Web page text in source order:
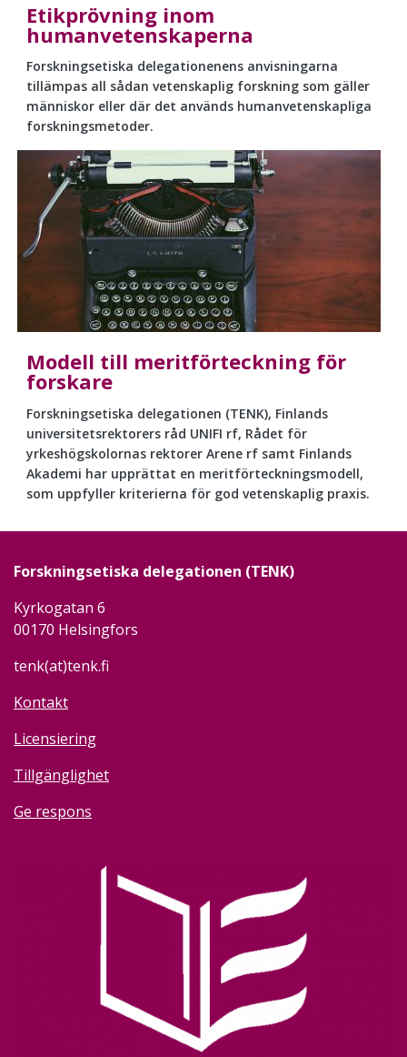
Etikprövning inom
humanvetenskaperna
Forskningsetiska delegationenens anvisningarna
tillämpas all sådan vetenskaplig forskning som gäller
människor eller där det används humanvetenskapliga
forskningsmetoder.
Modell till meritförteckning för
forskare
Forskningsetiska delegationen (TENK), Finlands
universitetsrektorers råd UNIFI rf, Rådet för
yrkeshögskolornas rektorer Arene rf samt Finlands
Akademi har upprättat en meritförteckningsmodell,
som uppfyller kriterierna för god vetenskaplig praxis.
Forskningsetiska delegationen (TENK)
Kyrkogatan 6
00170 Helsingfors
tenk(at)tenk.fi
Kontakt
Licensiering
Tillgänglighet
Ge respons